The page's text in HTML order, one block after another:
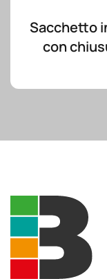
Sacchetto
con